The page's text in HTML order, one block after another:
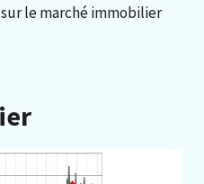
le marché immobilier